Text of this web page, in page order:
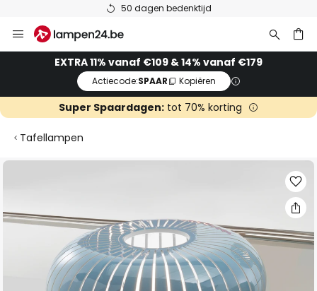
50 dagen bedenktijd
naar
EXTRA 11% vanaf €109 & 14% vanaf €179
Actiecode:SPAAR Kopiëren
Super Spaardagen: tot 70% korting
Tafellampen
Ga
einde
afbeeldingen-